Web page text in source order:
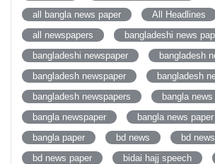
all bangla news paper
All Headlines
all newspapers
bangladeshi news
bangladeshi newspaper
bangladesh
bangladesh newspaper
bangladesh
bangladesh newspapers
bangla news
bangla newspaper
bangla news paper
bangla paper
bd news
bd
bd news paper
bidai hajj speech